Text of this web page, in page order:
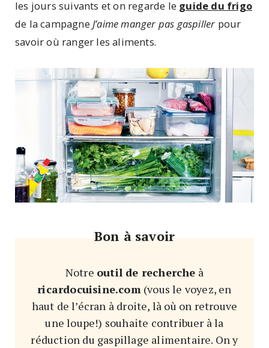
les jours suivants et on regarde le guide du frigo
de la campagne J’aime manger pas gaspiller pour
savoir où ranger les aliments.
Bon à savoir
Notre outil de recherche à
ricardocuisine.com(vous le voyez, en
haut de l’écran à droite, là où on retrouve
une loupe!) souhaite contribuer à la
réduction du gaspillage alimentaire. On y